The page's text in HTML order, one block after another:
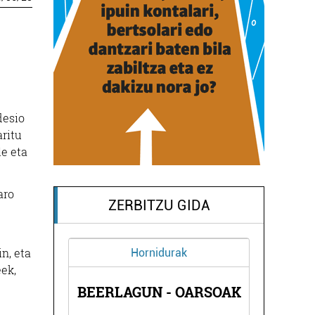
eta
eta
ZERBITZU GIDA
Hornidurak
BEERLAGUN - OARSOAK